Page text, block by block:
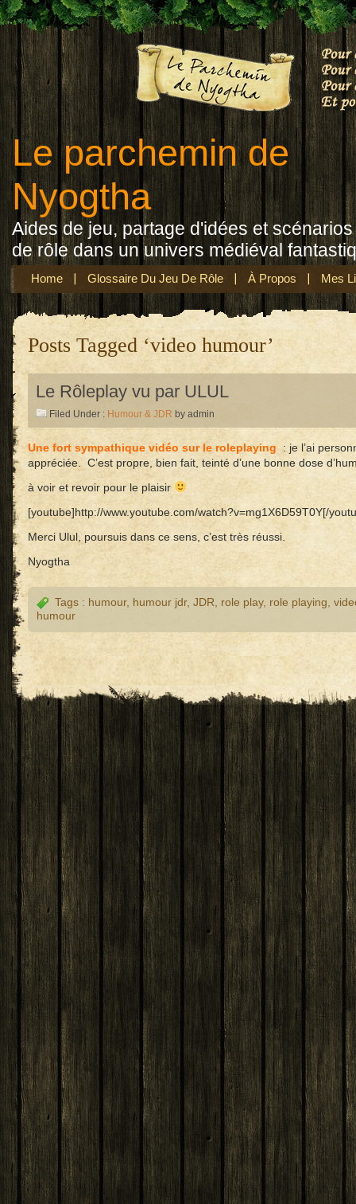
Le parchemin de
Nyogtha
Aides de jeu, partage d'idées et
de rôle dans un univers médiéval
Home Glossaire Du Jeu De Rôle À Propos Mes
Posts Tagged ‘video humour’
Le Rôleplay vu par ULUL
Filed Under : Humour & JDR by admin
Une fort sympathique vidéo sur le roleplaying : je l’ai
appréciée. C’est propre, bien fait, teinté d’une bonne dose
à voir et revoir pour le plaisir
[youtube]http://www.youtube.com/watch?v=mg1X6D59T0Y[/
Merci Ulul, poursuis dans ce sens, c’est très réussi.
Nyogtha
Tags : humour, humour jdr, JDR role play, role playing
humour